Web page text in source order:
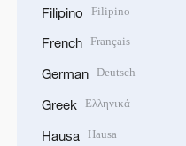
Filipino Filipino
French Français
German Deutsch
Greek Ελληνικά
Hausa Hausa